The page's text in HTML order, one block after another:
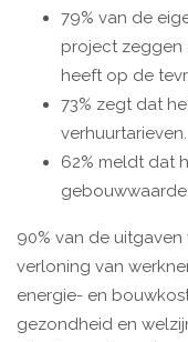
79% van de
project zeggen
heeft op de
73% zegt dat
verhuurtarieven.
62% meldt dat
gebouwwaarde.
90% van de
verloning van
energie- en
gezondheid en